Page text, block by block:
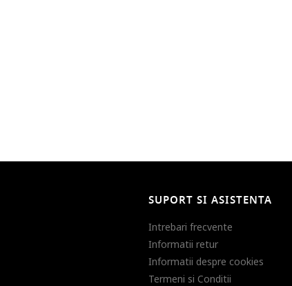
SUPORT SI ASISTENTA
Intrebari frecvente
Informatii retur
Informatii despre cookies
Termeni si Conditii